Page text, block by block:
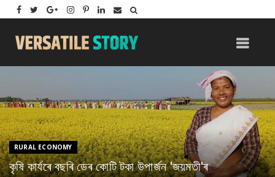
RURAL ECONOMY
কৃষি কাৰ্যৰে বছৰি ডেৰ কোটি টকা উপার্জন 'জয়মতী'ৰ